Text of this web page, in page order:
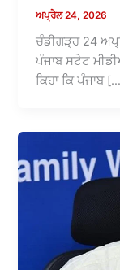
ਅਪ੍ਰੈਲ 24, 2026
ਚੰਡੀਗੜ੍ਹ 24
ਪੰਜਾਬ ਸਟੇਟ
ਕਿਹਾ ਕਿ ਪੰਜਾਬ